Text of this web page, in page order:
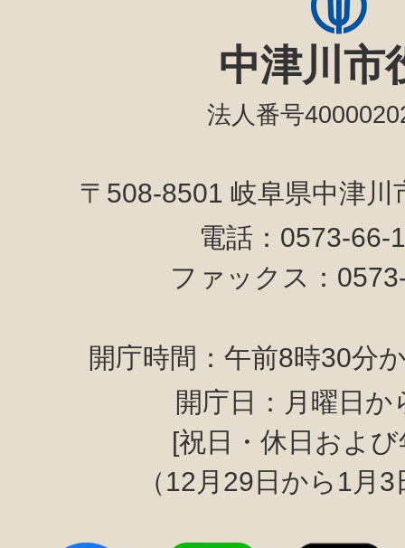
中津川市
法人番号
〒508-8501 岐阜県中津
電話：0573-
ファックス：
開庁時間：午前8時30分
開庁日：月曜日か
[祝日・休日およ
（12月29日から1月